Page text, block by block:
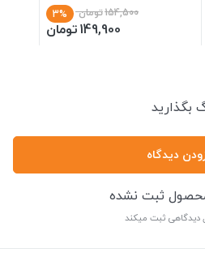
154,500تومان 3%
149,900تومان
بگذارید
دیدگاه
محصول ثبت نشده
دیدگاهی ثبت میکند